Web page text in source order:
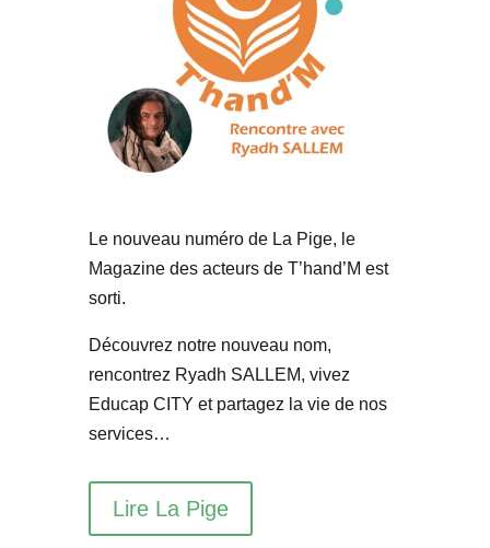
Le nouveau numéro de La Pige, le
Magazine des acteurs de T’hand’M est
sorti.
Découvrez notre nouveau nom,
rencontrez Ryadh SALLEM, vivez
Educap CITY et partagez la vie de nos
services…
Lire La Pige